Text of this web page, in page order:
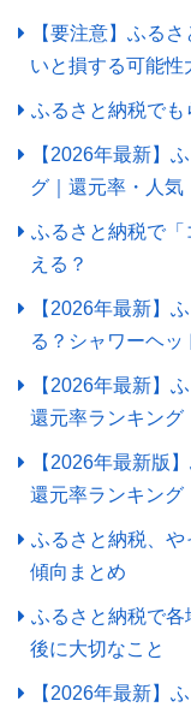
【要注意】ふる
いと損する可能性
ふるさと納税で
【2026年最新】
グ｜還元率・人気
ふるさと納税で「
える？
【2026年最新】
る？シャワーヘ
【2026年最新】
還元率ランキング
【2026年最新版
還元率ランキング
ふるさと納税、
傾向まとめ
ふるさと納税で各
後に大切なこと
【2026年最新】